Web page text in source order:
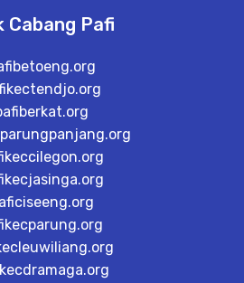
Cabang Pafi